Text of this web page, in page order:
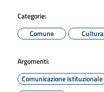
Categorie:
Comune
Cultura
Argomenti:
Comunicazione istituzionale